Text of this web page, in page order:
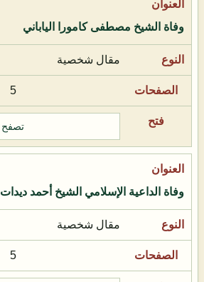
وفاة الشيخ مصطفى كامورا الياباني
مقال شخصية
5
تصفح
وفاة الداعية الإسلامي الشيخ أحمد ديدات
مقال شخصية
5